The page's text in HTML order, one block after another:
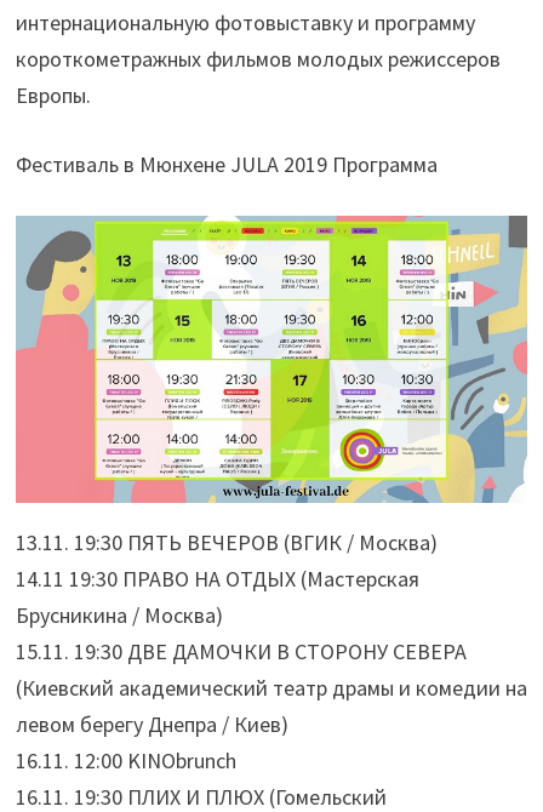
интернациональную фотовыставку и программу
короткометражных фильмов молодых режиссеров
Европы.
Фестиваль в Мюнхене JULA 2019 Программа
13.11. 19:30 ПЯТЬ ВЕЧЕРОВ (ВГИК / Москва)
14.11 19:30 ПРАВО НА ОТДЫХ (Мастерская
Брусникина / Москва)
15.11. 19:30 ДВЕ ДАМОЧКИ В СТОРОНУ СЕВЕРА
(Киевский академический театр драмы и комедии на
левом берегу Днепра / Киев)
16.11. 12:00 KINObrunch
16.11. 19:30 ПЛИХ И ПЛЮХ (Гомельский